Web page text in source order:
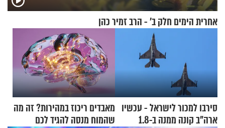
אחרית הימים חלק ב’ - הרב זמיר כהן
סירבו למכור לישראל - עכשיו
ארה"ב קונה ממנה ב-1.8
מאבדים ריכוז במהירות? זה מה
שהמוח מנסה להגיד לכם